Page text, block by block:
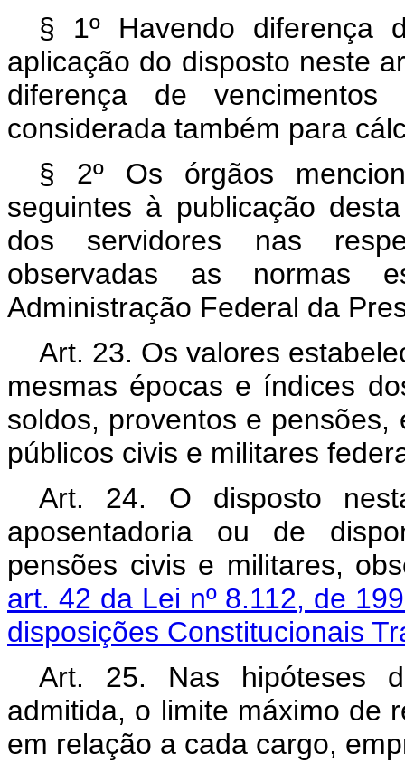
§ 1º Havendo diferença
aplicação do disposto neste
diferença de vencimentos
considerada também para
§ 2º Os órgãos
seguintes à publicação
dos servidores nas
observadas as normas
Administração Federal da
Art. 23. Os valores
mesmas épocas e índices
soldos, proventos e
públicos civis e militares
Art. 24. O disposto
aposentadoria ou de
pensões civis e militares,
art. 42 da Lei nº 8.112, de
disposições Constitucionais
Art. 25. Nas hipóteses
admitida, o limite máximo de
em relação a cada cargo,